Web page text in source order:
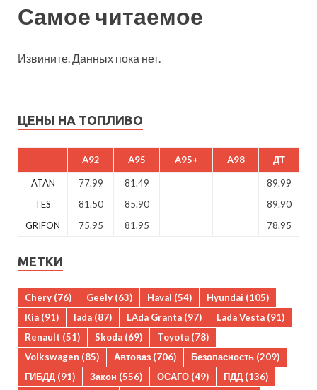
Самое читаемое
Извините. Данных пока нет.
ЦЕНЫ НА ТОПЛИВО
A92 A95 A95+ A98 ДТ
ATAN 77.99 81.49
89.99
TES
81.50 85.90
89.90
GRIFON
75.95 81.95 78.95
МЕТКИ
Chery (76) Geely (63) Haval (54) Hyundai (105)
Kia (91) lada (87) LAda Granta (97) Lada Vesta (91)
Renault (51) Skoda (69) Toyota (78)
Volkswagen (85) Автоваз (706) Безопасность (209)
ГИБДД (91) Закон (556) ОСАГО (49) ПДД (136)